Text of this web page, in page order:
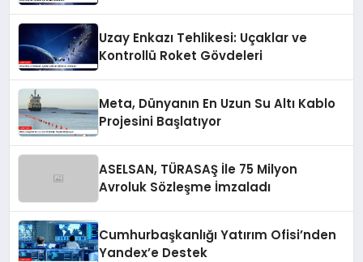
Uzay Enkazı Tehlikesi: Uçaklar ve
Kontrollü Roket Gövdeleri
Meta, Dünyanın En Uzun Su Altı Kablo
Projesini Başlatıyor
ASELSAN, TÜRASAŞ İle 75 Milyon
Avroluk Sözleşme İmzaladı
Cumhurbaşkanlığı Yatırım Ofisi’nden
Yandex’e Destek